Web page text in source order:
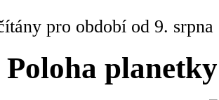
pro období od 9.
Poloha